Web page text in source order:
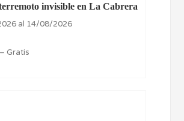
invisible en La Cabrera
al 14/08/2026
Gratis